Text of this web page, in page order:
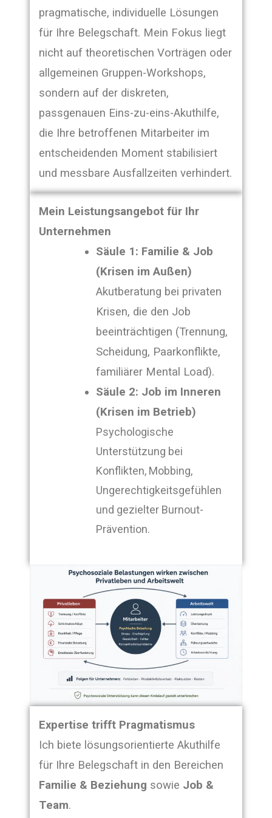
pragmatische, individuelle Lösungen
für Ihre Belegschaft. Mein Fokus liegt
nicht auf theoretischen Vorträgen oder
allgemeinen Gruppen-Workshops,
sondern auf der diskreten,
passgenauen Eins-zu-eins-Akuthilfe,
die Ihre betroffenen Mitarbeiter im
entscheidenden Moment stabilisiert
und messbare Ausfallzeiten verhindert.
Mein Leistungsangebot für Ihr
Unternehmen
Säule 1: Familie & Job
(Krisen im Außen)
Akutberatung bei privaten
Krisen, die den Job
beeinträchtigen (Trennung,
Scheidung, Paarkonflikte,
familiärer Mental Load).
Säule 2: Job im Inneren
(Krisen im Betrieb)
Psychologische
Unterstützung bei
Konflikten, Mobbing,
Ungerechtigkeitsgefühlen
und gezielter Burnout-
Prävention.
Expertise trifft Pragmatismus
Ich biete lösungsorientierte Akuthilfe
für Ihre Belegschaft in den Bereichen
Familie & Beziehung sowie Job &
Team.